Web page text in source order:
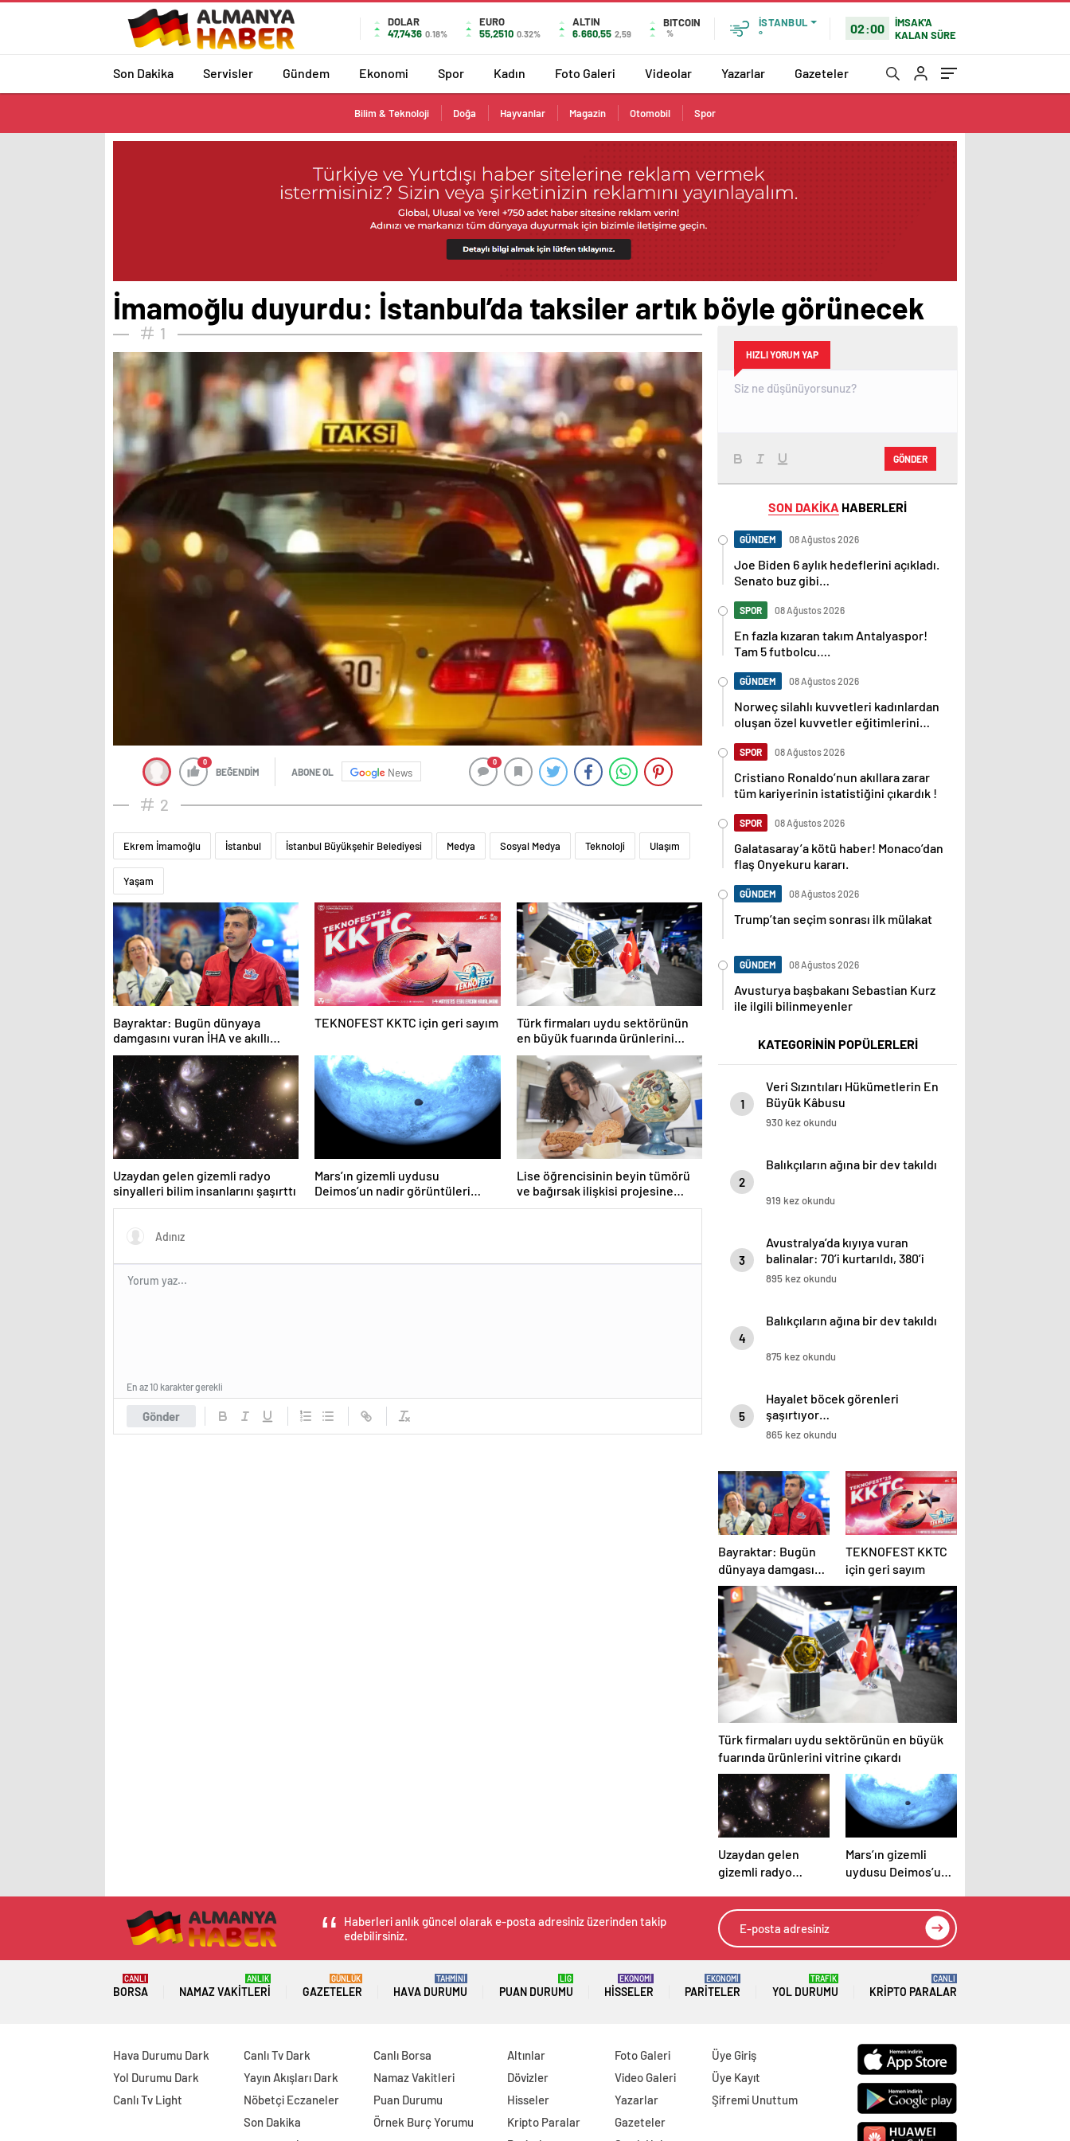
DOLAR
47,7436 0.18%
EURO
55,2510 0.32%
ALTIN
6.660,55 2,59
BITCOIN
%
İSTANBUL
°
02:00
İMSAK'A
KALAN SÜRE
Son Dakika Servisler Gündem Ekonomi Spor Kadın Foto Galeri Videolar Yazarlar Gazeteler
Bilim & Teknoloji Doğa Hayvanlar Magazin Otomobil Spor
İmamoğlu duyurdu: İstanbul’da taksiler artık böyle görünecek
1
0
BEĞENDİM ABONE OL News
0
2
Ekrem İmamoğlu İstanbul İstanbul Büyükşehir Belediyesi Medya Sosyal Medya Teknoloji Ulaşım
Yaşam
Bayraktar: Bugün dünyaya
damgasını vuran İHA ve akıllı
mühimmatlara sahibiz
TEKNOFEST KKTC için geri sayım
Türk firmaları uydu sektörünün
en büyük fuarında ürünlerini
vitrine çıkardı
Uzaydan gelen gizemli radyo
sinyalleri bilim insanlarını şaşırttı
Mars’ın gizemli uydusu
Deimos’un nadir görüntüleri
yayınlandı
Lise öğrencisinin beyin tümörü
ve bağırsak ilişkisi projesine
TÜBİTAK’tan ödül
Gönder
En az 10 karakter gerekli
HIZLI YORUM YAP
GÖNDER
SON DAKİKA HABERLERİ
GÜNDEM 08 Ağustos 2026
Joe Biden 6 aylık hedeflerini açıkladı.
Senato buz gibi…
SPOR 08 Ağustos 2026
En fazla kızaran takım Antalyaspor!
Tam 5 futbolcu….
GÜNDEM 08 Ağustos 2026
Norweç silahlı kuvvetleri kadınlardan
oluşan özel kuvvetler eğitimlerini
SPOR 08 Ağustos 2026
Cristiano Ronaldo’nun akıllara zarar
tüm kariyerinin istatistiğini çıkardık !
SPOR 08 Ağustos 2026
Galatasaray’a kötü haber! Monaco’dan
flaş Onyekuru kararı.
GÜNDEM 08 Ağustos 2026
Trump’tan seçim sonrası ilk mülakat
GÜNDEM 08 Ağustos 2026
Avusturya başbakanı Sebastian Kurz
ile ilgili bilinmeyenler
KATEGORİNİN POPÜLERLERİ
1
Veri Sızıntıları Hükümetlerin En
Büyük Kâbusu
930 kez okundu
2
Balıkçıların ağına bir dev takıldı
919 kez okundu
3
Avustralya’da kıyıya vuran
balinalar: 70’i kurtarıldı, 380’i
öldü
895 kez okundu
4
Balıkçıların ağına bir dev takıldı
875 kez okundu
5
Hayalet böcek görenleri
şaşırtıyor…
865 kez okundu
Bayraktar: Bugün
dünyaya damgasını
vuran İHA ve akıllı
mühimmatlara
sahibiz
TEKNOFEST KKTC
için geri sayım
Türk firmaları uydu sektörünün en büyük
fuarında ürünlerini vitrine çıkardı
Uzaydan gelen
gizemli radyo
insanlarını şaşırttı
Mars’ın gizemli
uydusu Deimos’un
yayınlandı
Haberleri anlık güncel olarak e-posta adresiniz üzerinden takip
edebilirsiniz.
BORSA
CANLI
NAMAZ VAKITLERI
ANLIK
GAZETELER
GÜNLÜK
HAVA DURUMU
TAHMİNİ
PUAN DURUMU
LİG
HISSELER
EKONOMİ
PARITELER
EKONOMİ
YOL DURUMU
TRAFİK
KRIPTO PARALAR
CANLI
Hava Durumu Dark
Yol Durumu Dark
Canlı Tv Light
Canlı Tv Dark
Yayın Akışları Dark
Nöbetçi Eczaneler
Son Dakika
Canlı Borsa
Namaz Vakitleri
Puan Durumu
Örnek Burç Yorumu
Altınlar
Dövizler
Hisseler
Kripto Paralar
Foto Galeri
Video Galeri
Yazarlar
Gazeteler
Üye Giriş
Üye Kayıt
Şifremi Unuttum